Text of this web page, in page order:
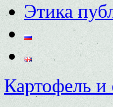
Этика
Картофель